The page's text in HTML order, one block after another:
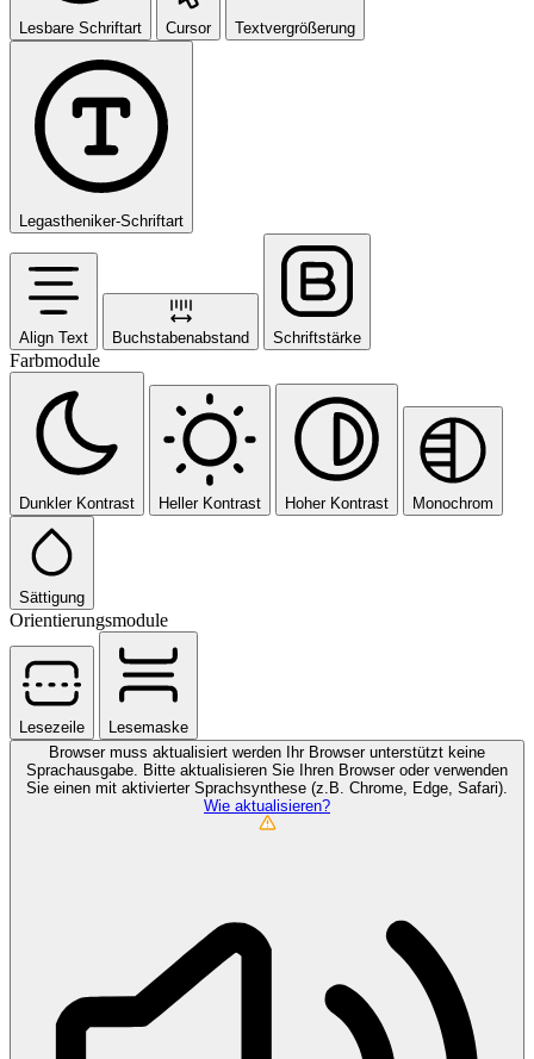
Lesbare Schriftart Cursor Textvergrößerung
Legastheniker-Schriftart
Align Text Buchstabenabstand Schriftstärke
Farbmodule
Dunkler Kontrast Heller Kontrast Hoher Kontrast Monochrom
Sättigung
Orientierungsmodule
Lesezeile
Lesemaske
Browser muss aktualisiert werden Ihr Browser unterstützt keine
Sprachausgabe. Bitte aktualisieren Sie Ihren Browser oder verwenden
Sie einen mit aktivierter Sprachsynthese (z.B. Chrome, Edge, Safari).
Wie aktualisieren?